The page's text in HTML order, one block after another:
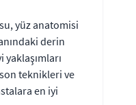
yüz anatomisi
derin
teknikleri ve
en iyi